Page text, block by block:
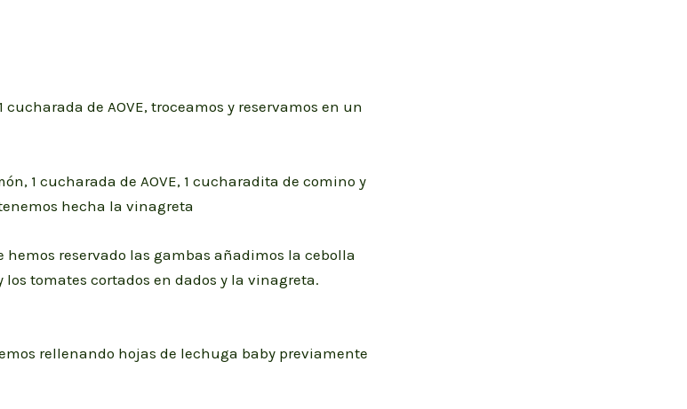
de AOVE, troceamos y reservamos en un
1 cucharada de AOVE, 1 cucharadita de comino y
hecha la vinagreta
hemos reservado las gambas añadimos la cebolla
tomates cortados en dados y la vinagreta.
rellenando hojas de lechuga baby previamente